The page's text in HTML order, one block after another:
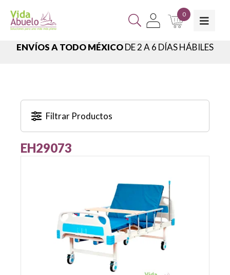
0
ENVÍOS A TODO MÉXICODE 2 A 6 DÍAS HÁBILES
Filtrar Productos
EH29073